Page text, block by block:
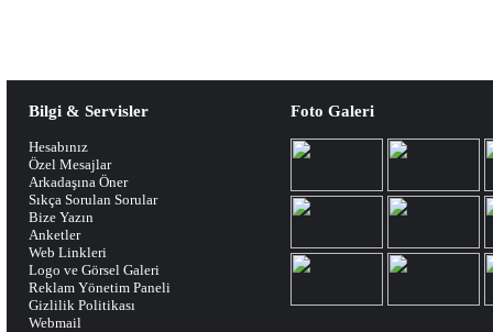
Bilgi & Servisler
Hesabınız
Özel Mesajlar
Arkadaşına Öner
Sıkça Sorulan Sorular
Bize Yazın
Anketler
Web Linkleri
Logo ve Görsel Galeri
Reklam Yönetim Paneli
Gizlilik Politikası
Webmail
Foto Galeri